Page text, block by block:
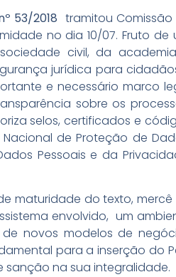
53/2018 tramitou Comissão
no dia 10/07. Fruto de
civil, da
jurídica para
e necessário marco
sobre os
selos, certificados e
de Proteção de
Pessoais e da
maturidade do texto, mercê
envolvido, um
novos modelos de
para a inserção do
sanção na sua integralidade.